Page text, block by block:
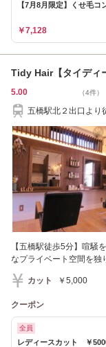
【7月8月限定】くせ毛
￥7,128
Tidy Hair【タイディ
5.00 （4件）
五橋駅北２出口より
【五橋駅徒歩5分】喧騒
なプライベート空間を独
カット ￥5,000
クーポン
全員
レディースカット ￥